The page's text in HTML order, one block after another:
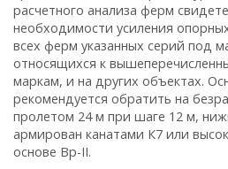
расчетного анализа ферм
необходимости усиления
всех ферм указанных серий под
относящихся к
маркам, и на других объектах.
рекомендуется обратить на
пролетом 24 м при шаге 12 м,
армирован канатами К7 или
основе Вр-II.